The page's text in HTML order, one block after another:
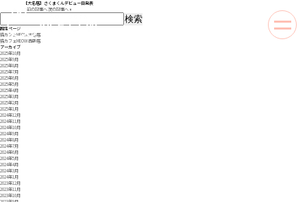
toggle
【大名店】さくまくんデビュー日発表
前の記事へ次の記事へ»
検
固定ページ
猫カフェMEOW 大名店
猫カフェMEOW 西新店
アーカイブ
2025年10月
2025年9月
2025年8月
2025年7月
2025年6月
2025年5月
2025年4月
2025年3月
2025年2月
2025年1月
2024年12月
2024年11月
2024年10月
2024年9月
2024年8月
2024年7月
2024年6月
2024年5月
2024年4月
2024年3月
2024年1月
2023年12月
2023年11月
2023年10月